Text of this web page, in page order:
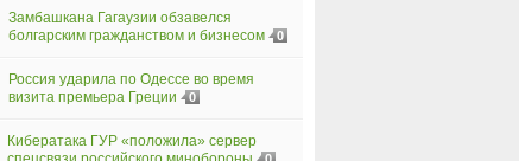
Замбашкана Гагаузии обзавелся
болгарским гражданством и бизнесом
0
Россия ударила по Одессе во время
визита премьера Греции
0
Кибератака ГУР «положила» сервер